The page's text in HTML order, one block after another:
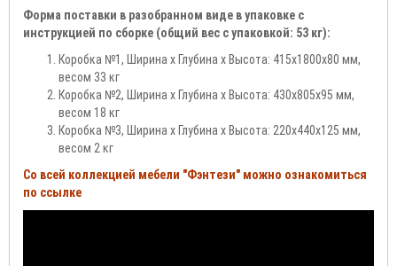
Форма поставки в разобранном виде в упаковке с
инструкцией по сборке (общий вес с упаковкой: 53 кг):
Коробка №1, Ширина x Глубина x Высота: 415x1800x80 мм,
весом 33 кг
Коробка №2, Ширина x Глубина x Высота: 430x805x95 мм,
весом 18 кг
Коробка №3, Ширина x Глубина x Высота: 220x440x125 мм,
весом 2 кг
Со всей коллекцией мебели "Фэнтези" можно ознакомиться
по ссылке